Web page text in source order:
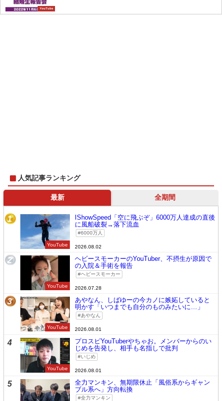
YouTube
人気記事ランキング
最新 全期間
1
YouTube
IShowSpeed「空に飛ぶぞ」6000万人達成の直後
に風船破裂→落下流血
6000万人
2026.08.02
2
YouTube
ヘビースモーカーのYouTuber、不摂生が原因で
の入院＆手術を報告
ヘビースモーカー
2026.07.28
3
YouTube
あやなん、しばゆーの今カノに嫉妬していると
明かす「いつまでも自分のものみたいに…」
あやなん
2026.08.01
4
YouTube
プロスピYouTuberやちゃお。メンバーからのい
じめを告発し、相手も名指しで批判
いじめ
2026.08.01
5
全力マンキン、無期限休止「風俗系からギャン
ブル系へ」方向転換
全力マンキン